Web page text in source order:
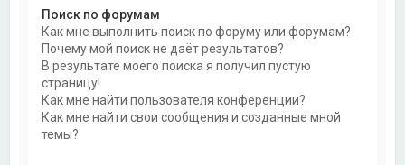
Поиск по форумам
Как мне выполнить поиск по форуму или форумам?
Почему мой поиск не даёт результатов?
В результате моего поиска я получил пустую
страницу!
Как мне найти пользователя конференции?
Как мне найти свои сообщения и созданные мной
темы?